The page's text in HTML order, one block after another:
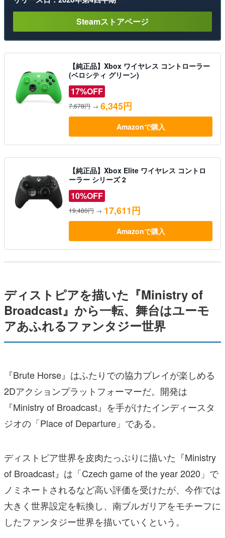
Steamストアページ
【純正品】Xbox ワイヤレス コントローラー
(ベロシティ グリーン)
17%OFF
7,678円 → 6,345円
Amazonで購入
【純正品】Xbox Elite ワイヤレス コントロ
ーラー シリーズ 2
10%OFF
19,480円 → 17,611円
Amazonで購入
ディストピアを描いた『Ministry of
Broadcast』から一転、舞台はユーモ
アあふれるファンタジー世界
『Brute Horse』はふたりでの協力プレイが楽しめる
2Dアクションプラットフォーマーだ。開発は
『Ministry of Broadcast』を手がけたインディースタ
ジオの「Place of Departure」である。
ディストピア世界を皮肉たっぷりに描いた『Ministry
of Broadcast』は「Czech game of the year 2020」で
ノミネートされるなど高い評価を受けたが、今作では
大きく世界設定を転換し、南ブルガリアをモチーフに
したファンタジー世界を描いていくという。